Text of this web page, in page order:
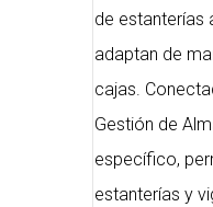
de estanterías
adaptan de
cajas.
Gestión de
específico,
estanterías y